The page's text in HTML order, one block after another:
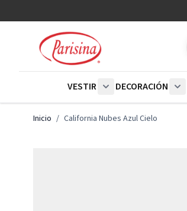
VESTIR
DECORACIÓN
Inicio / California Nubes Azul Cielo